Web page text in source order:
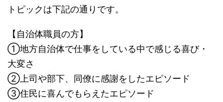
トピックは下記の通りです。
【自治体職員の方】
①地方自治体で仕事をしている中で感じる喜び・
大変さ
②上司や部下、同僚に感謝をしたエピソード
③住民に喜んでもらえたエピソード